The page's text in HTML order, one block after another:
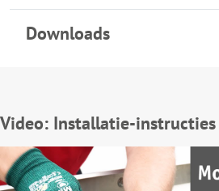
Downloads
Video: Installatie-instructies